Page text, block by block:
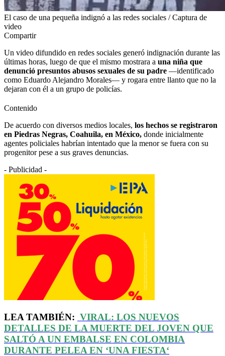
El caso de una pequeña indignó a las redes sociales / Captura de
video
Compartir
Un video difundido en redes sociales generó indignación durante las
últimas horas, luego de que el mismo mostrara a una niña que
denunció presuntos abusos sexuales de su padre —identificado
como Eduardo Alejandro Morales— y rogara entre llanto que no la
dejaran con él a un grupo de policías.
Contenido
De acuerdo con diversos medios locales, los hechos se registraron
en Piedras Negras, Coahuila, en México, donde inicialmente
agentes policiales habrían intentado que la menor se fuera con su
progenitor pese a sus graves denuncias.
- Publicidad -
LEA TAMBIÉN: VIRAL: LOS NUEVOS
DETALLES DE LA MUERTE DEL JOVEN QUE
SALTÓ A UN EMBALSE EN COLOMBIA
DURANTE PELEA EN ‘UNA FIESTA‘